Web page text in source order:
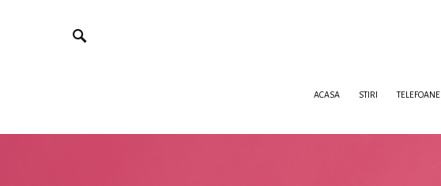
ACASA STIRI TELEFOANE